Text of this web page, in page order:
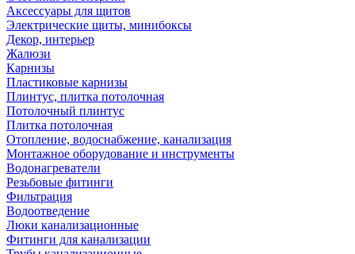
Аксессуары для щитов
Электрические щиты, минибоксы
Декор, интерьер
Жалюзи
Карнизы
Пластиковые карнизы
Плинтус, плитка потолочная
Потолочный плинтус
Плитка потолочная
Отопление, водоснабжение, канализация
Монтажное оборудование и инструменты
Водонагреватели
Резьбовые фитинги
Фильтрация
Водоотведение
Люки канализационные
Фитинги для канализации